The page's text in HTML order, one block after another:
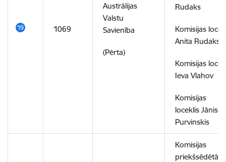
1069
Austrālijas
Valstu
Savienība
(Pērta)
Rudaks
Komisijas
Anita Rudaks
Komisijas
Ieva Vlahov
Komisijas
loceklis Jānis
Purvinskis
Komisijas
priekšsēdētājs